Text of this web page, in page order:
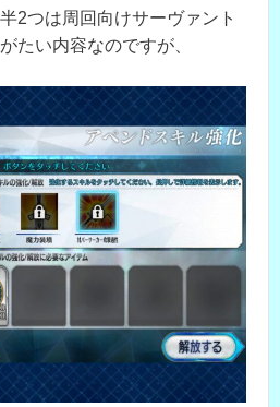
2つは周回向けサーヴァント
たい内容なのですが、